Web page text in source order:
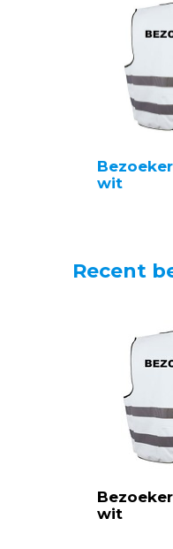
wit
Recent
wit